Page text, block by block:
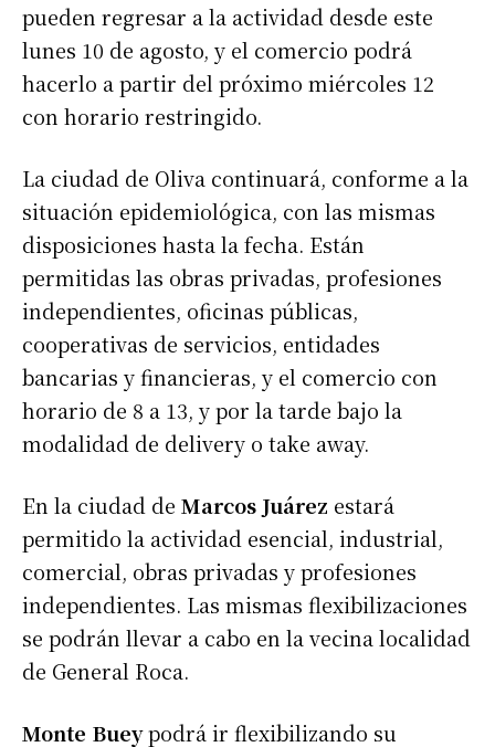
pueden regresar a la actividad desde este
lunes 10 de agosto, y el comercio podrá
hacerlo a partir del próximo miércoles 12
con horario restringido.
La ciudad de Oliva continuará, conforme a la
situación epidemiológica, con las mismas
disposiciones hasta la fecha. Están
permitidas las obras privadas, profesiones
independientes, oficinas públicas,
cooperativas de servicios, entidades
bancarias y financieras, y el comercio con
horario de 8 a 13, y por la tarde bajo la
modalidad de delivery o take away.
En la ciudad de Marcos Juárez estará
permitido la actividad esencial, industrial,
comercial, obras privadas y profesiones
independientes. Las mismas flexibilizaciones
se podrán llevar a cabo en la vecina localidad
de General Roca.
Monte Bueypodrá ir flexibilizando su